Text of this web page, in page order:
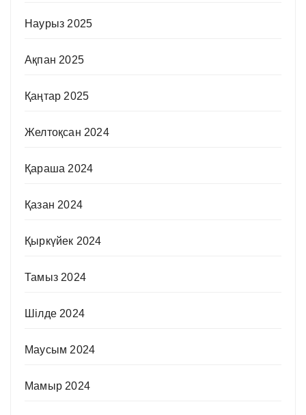
Наурыз 2025
Ақпан 2025
Қаңтар 2025
Желтоқсан 2024
Қараша 2024
Қазан 2024
Қыркүйек 2024
Тамыз 2024
Шілде 2024
Маусым 2024
Мамыр 2024